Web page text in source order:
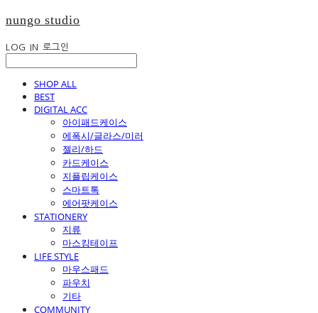
nungo studio
LOG IN 로그인
SHOP ALL
BEST
DIGITAL ACC
아이패드케이스
에폭시/글라스/미러
젤리/하드
카드케이스
지플립케이스
스마트톡
에어팟케이스
STATIONERY
지류
마스킹테이프
LIFE STYLE
마우스패드
파우치
기타
COMMUNITY